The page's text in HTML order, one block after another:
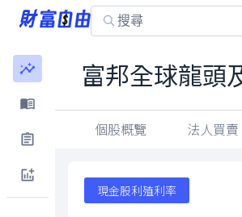
富邦全球龍頭
個股概覽 法人買賣
現金股利殖利率